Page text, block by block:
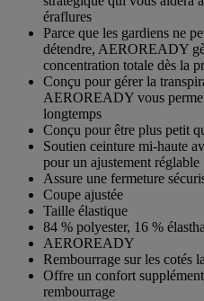
éraflures
Parce que les gardiens ne
détendre, AEROREADY
concentration totale dès la
Conçu pour gérer la
AEROREADY vous
longtemps
Conçu pour être plus petit
Soutien ceinture mi-haute
pour un ajustement réglable
Assure une fermeture
Coupe ajustée
Taille élastique
84 % polyester, 16 %
AEROREADY
Rembourrage sur les cotés
Offre un confort
rembourrage